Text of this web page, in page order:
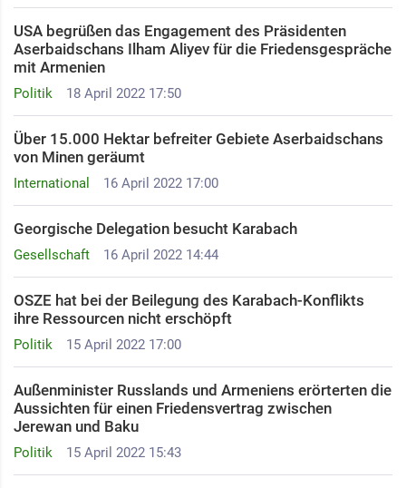
Politik 18 April 2022 17:50
USA begrüßen das Engagement des Präsidenten
Aserbaidschans Ilham Aliyev für die Friedensgespräche
mit Armenien
International 16 April 2022 17:00
Über 15.000 Hektar befreiter Gebiete Aserbaidschans
von Minen geräumt
Gesellschaft 16 April 2022 14:44
Georgische Delegation besucht Karabach
Politik 15 April 2022 17:00
OSZE hat bei der Beilegung des Karabach-Konflikts
ihre Ressourcen nicht erschöpft
Politik 15 April 2022 15:43
Außenminister Russlands und Armeniens erörterten die
Aussichten für einen Friedensvertrag zwischen
Jerewan und Baku